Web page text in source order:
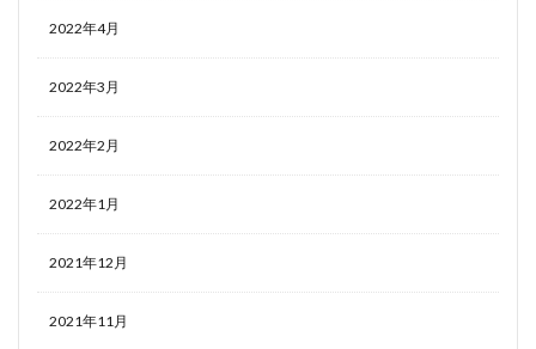
2022年4月
2022年3月
2022年2月
2022年1月
2021年12月
2021年11月